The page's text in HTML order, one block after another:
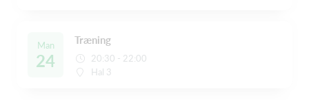
Man
24
Træning
20:30 - 22:00
Hal 3